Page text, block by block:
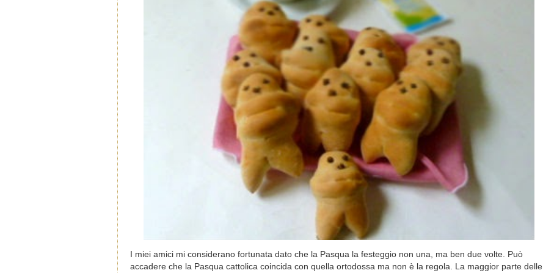
I miei amici mi considerano fortunata dato che la Pasqua la festeggio non una, ma ben due volte. Può
accadere che la Pasqua cattolica coincida con quella ortodossa ma non è la regola. La maggior parte delle